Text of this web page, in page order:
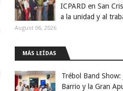
ICPARD en San
a la unidad y al
August 06, 2026
MÁS LEÍDAS
Trébol Band
Barrio y la Gran